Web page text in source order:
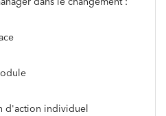
d'action individuel